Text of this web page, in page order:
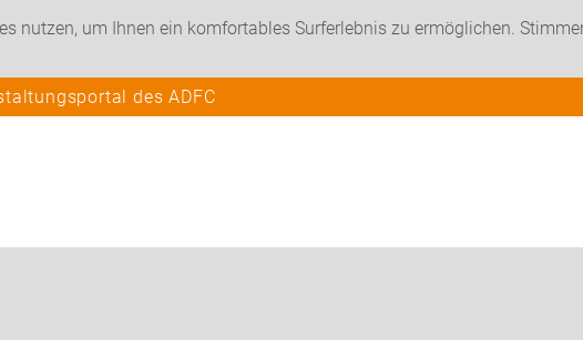
nutzen, um Ihnen ein komfortables Surferlebnis zu ermöglichen.
des ADFC